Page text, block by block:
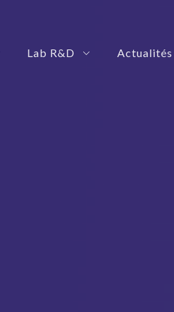
Lab R&D Actualités